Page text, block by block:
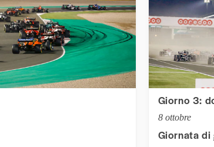
Giorno 3:
8 ottobre
Giornata di